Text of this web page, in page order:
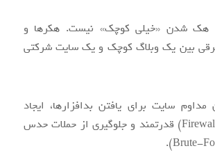
هک شدن «خیلی کوچک» نیست. هکرها و
بین یک وبلاگ کوچک و یک سایت شرکتی
مداوم سایت برای یافتن بدافزارها، ایجاد
دیوار آتش (Firewall) قدرتمند و جلوگیری از حملات حدس